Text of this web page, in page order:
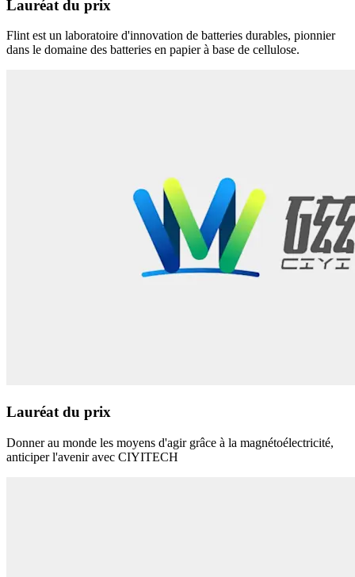
Lauréat du prix
Flint est un laboratoire d'innovation de batteries durables, pionnier
dans le domaine des batteries en papier à base de cellulose.
Lauréat du prix
Donner au monde les moyens d'agir grâce à la magnétoélectricité,
anticiper l'avenir avec CIYITECH